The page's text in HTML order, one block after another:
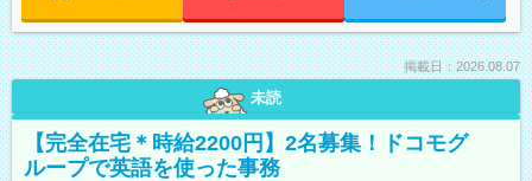
掲載日：2026.08.07
未読
【完全在宅＊時給2200円】2名募集！ドコモグ
ループで英語を使った事務